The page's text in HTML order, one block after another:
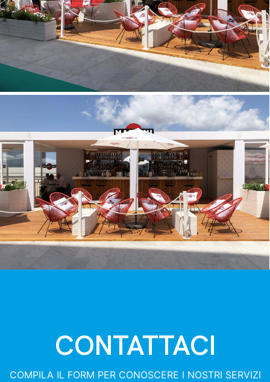
CONTATTACI
COMPILA IL FORM PER CONOSCERE I NOSTRI SERVIZI